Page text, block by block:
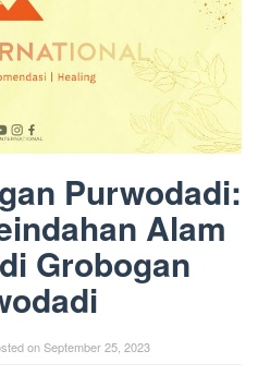
Purwodadi:
Alam
Grobogan
onSeptember 25, 2023